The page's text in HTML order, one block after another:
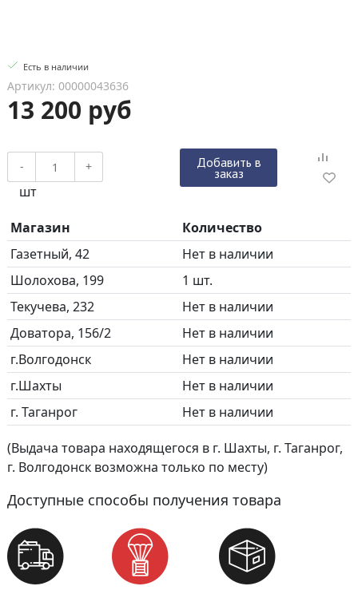
Есть в наличии
Артикул: 00000043636
13 200 руб
- +
шт
Добавить в
заказ
Магазин
Количество
Газетный, 42
Нет в наличии
Шолохова, 199
1 шт.
Текучева, 232
Нет в наличии
Доватора, 156/2
Нет в наличии
г.Волгодонск
Нет в наличии
г.Шахты
Нет в наличии
г. Таганрог
Нет в наличии
(Выдача товара находящегося в г. Шахты, г. Таганрог,
г. Волгодонск возможна только по месту)
Доступные способы получения товара